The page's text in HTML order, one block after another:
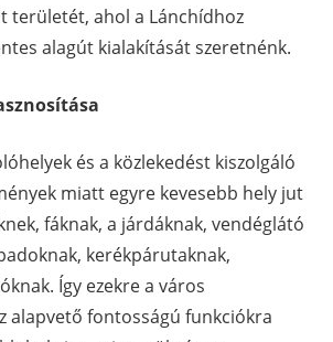
területét, ahol a Lánchídhoz
alagút kialakítását szeretnénk.
és a közlekedést kiszolgáló
miatt egyre kevesebb hely jut
fáknak, a járdáknak, vendéglátó
kerékpárutaknak,
Így ezekre a város
alapvető fontosságú funkciókra